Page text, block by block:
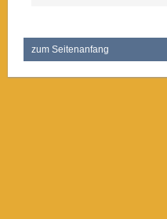
zum Seitenanfang